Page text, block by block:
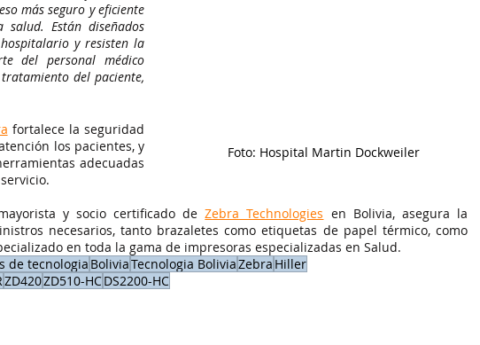
Foto: Hospital Martin Dockweiler
más seguro y eficiente
Están diseñados
y resisten la
del personal médico
del paciente,
fortalece la seguridad
los pacientes, y
adecuadas
servicio.
y socio certificado de Zebra Technologies en Bolivia, asegura la
necesarios, tanto brazaletes como etiquetas de papel térmico, como
en toda la gama de impresoras especializadas en Salud.
de tecnologia BoliviaTecnologia BoliviaZebra Hiller
ZD420ZD510-HCDS2200-HC